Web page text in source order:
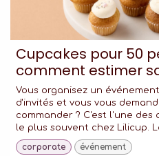
Cupcakes pour 50
comment estimer
Vous organisez un
d'invités et vous vous
commander ? C'est l'une des
le plus souvent chez Lilicup.
corporate événement